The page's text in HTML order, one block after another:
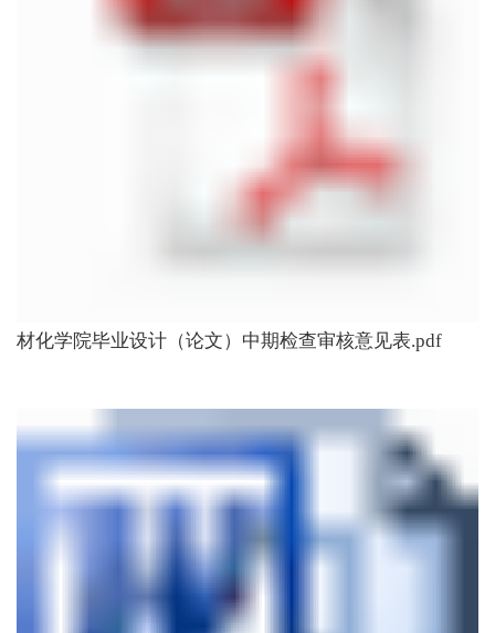
材化学院毕业设计（论文）中期检查审核意见表.pdf